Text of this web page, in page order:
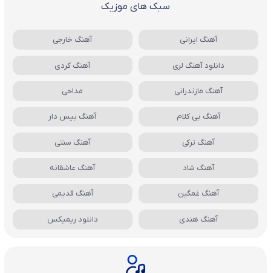
سبک های موزیک
آهنگ ایرانی آهنگ خارجی
دانلود آهنگ لری آهنگ کردی
آهنگ مازندرانی مداحی
آهنگ بی کلام آهنگ بیس دار
آهنگ ترکی آهنگ سنتی
آهنگ شاد آهنگ عاشقانه
آهنگ غمگین آهنگ قدیمی
آهنگ هندی دانلود ریمیکس